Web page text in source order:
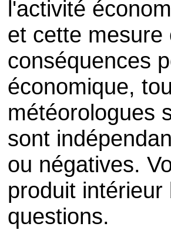
l'activité
et cette mesure
conséquences
économique,
météorologues
sont
ou négatives.
produit
questions.